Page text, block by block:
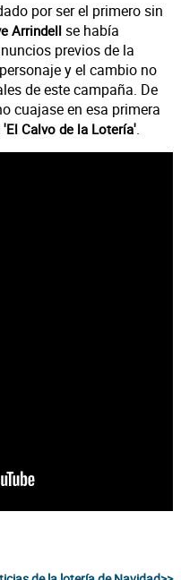
por ser el primero sin
Arrindell se había
previos de la
y el cambio no
de este campaña. De
cuajase en esa primera
Calvo de la Lotería'.